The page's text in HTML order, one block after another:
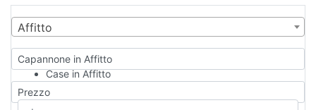
Affitto
Capannone in Affitto
Case in Affitto
Qualsiasi
Appartamento
Prezzo